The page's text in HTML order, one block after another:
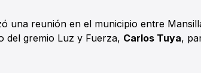
una reunión en el municipio entre
del gremio Luz y Fuerza, Carlos Tuya,